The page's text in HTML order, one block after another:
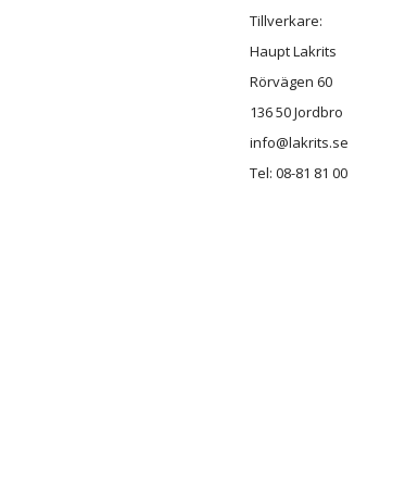
Tillverkare:
Haupt Lakrits
Rörvägen 60
136 50 Jordbro
info@lakrits.se
Tel: 08-81 81 00